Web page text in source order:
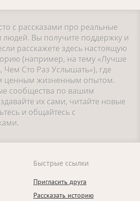
с рассказами про реальные
людей. Вы получите поддержку и
расскажете здесь настоящую
(например, на тему «Лучше
Чем Сто Раз Услышать»), где
ценным жизненным опытом.
сообщества по вашим
их сами, читайте новые
и общайтесь с
Быстрые ссылки
Пригласить друга
Рассказать историю